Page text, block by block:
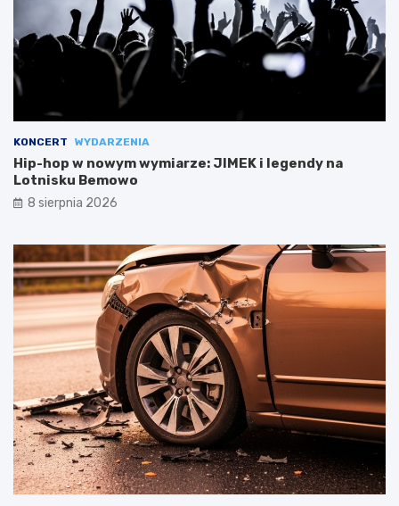
KONCERT WYDARZENIA
Hip-hop w nowym wymiarze: JIMEK i legendy na
Lotnisku Bemowo
8 sierpnia 2026